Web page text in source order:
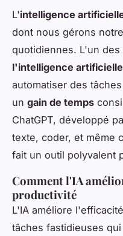
L'intelligence
dont nous gérons
quotidiennes. L'un des
l'intelligence artificielle
automatiser des
un gain de temps
ChatGPT, développé
texte, coder, et même
fait un outil polyvalent
Comment l'IA
productivité
L'IA améliore
tâches fastidieuses